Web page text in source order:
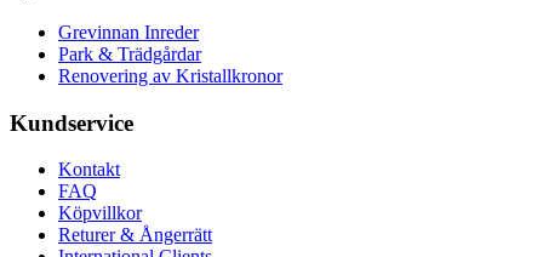
Grevinnan Inreder
Park & Trädgårdar
Renovering av Kristallkronor
Kundservice
Kontakt
FAQ
Köpvillkor
Returer & Ångerrätt